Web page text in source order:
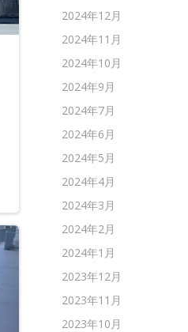
2024年12月
2024年11月
2024年10月
2024年9月
2024年7月
2024年6月
2024年5月
2024年4月
2024年3月
2024年2月
2024年1月
2023年12月
2023年11月
2023年10月